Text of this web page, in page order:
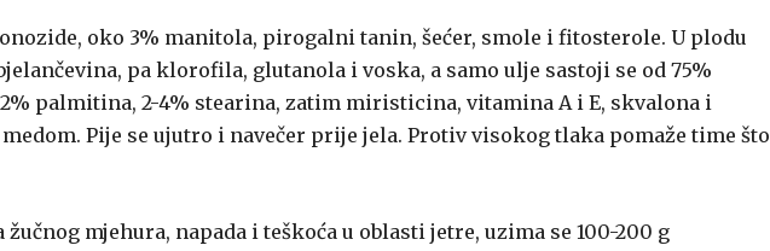
oko 3% manitola, pirogalni tanin, šećer, smole i fitosterole. U plodu
pa klorofila, glutanola i voska, a samo ulje sastoji se od 75%
palmitina, 2-4% stearina, zatim miristicina, vitamina A i E, skvalona i
Pije se ujutro i navečer prije jela. Protiv visokog tlaka pomaže time što
mjehura, napada i teškoća u oblasti jetre, uzima se 100-200 g